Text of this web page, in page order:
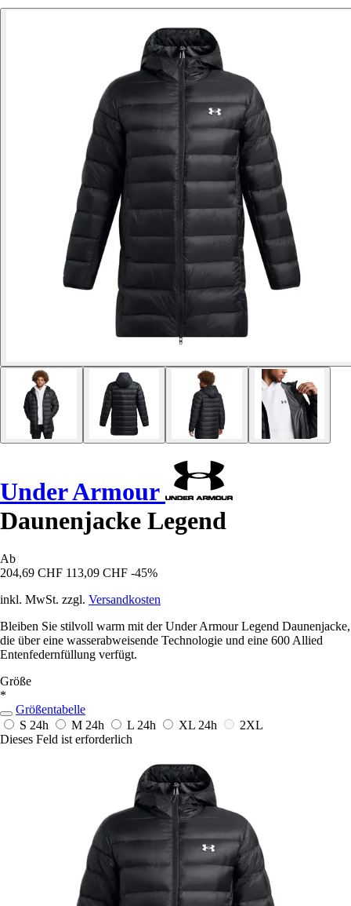
Under Armour
Daunenjacke Legend
Ab
204,69 CHF 113,09 CHF -45%
inkl. MwSt. zzgl. Versandkosten
Bleiben Sie stilvoll warm mit der Under Armour Legend Daunenjacke,
die über eine wasserabweisende Technologie und eine 600 Allied
Entenfedernfüllung verfügt.
Größe
*
Größentabelle
S 24h M 24h L 24h XL 24h
2XL
Dieses Feld ist erforderlich